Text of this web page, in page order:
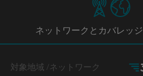
ネットワークとカバレッジ
対象地域 /ネットワーク